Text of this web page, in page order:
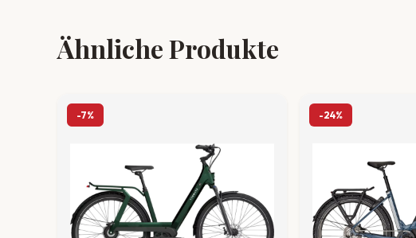
Ähnliche Produkte
-7% -24%